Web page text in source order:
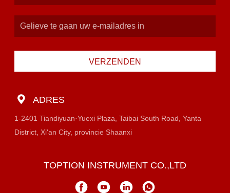
VERZENDEN
ADRES
1-2401 Tiandiyuan·Yuexi Plaza, Taibai South Road, Yanta
District, Xi'an City, provincie Shaanxi
TOPTION INSTRUMENT CO.,LTD